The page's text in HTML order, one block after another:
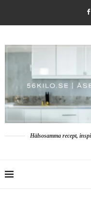
Hälsosamma recept,